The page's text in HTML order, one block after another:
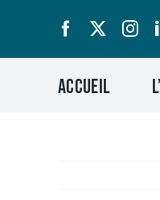
Accueil